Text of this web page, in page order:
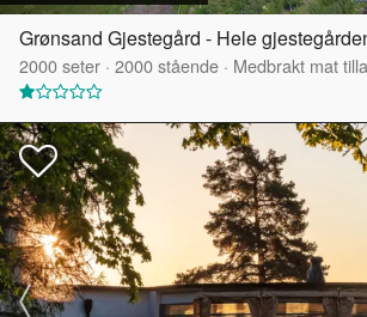
Grønsand Gjestegård - Hele
2000seter · 2000stående · Medbrakt mat